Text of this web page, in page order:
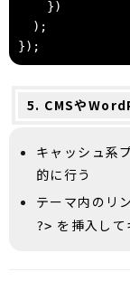
})
);
});
5. CMSや
キャッシュ系
的に行う
テーマ内のリ
?> を挿入し